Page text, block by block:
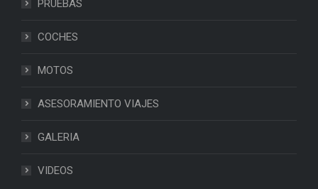
PRUEBAS
COCHES
MOTOS
ASESORAMIENTO VIAJES
GALERIA
VIDEOS